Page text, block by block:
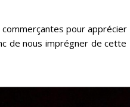
pour
de nous imprégner de cette